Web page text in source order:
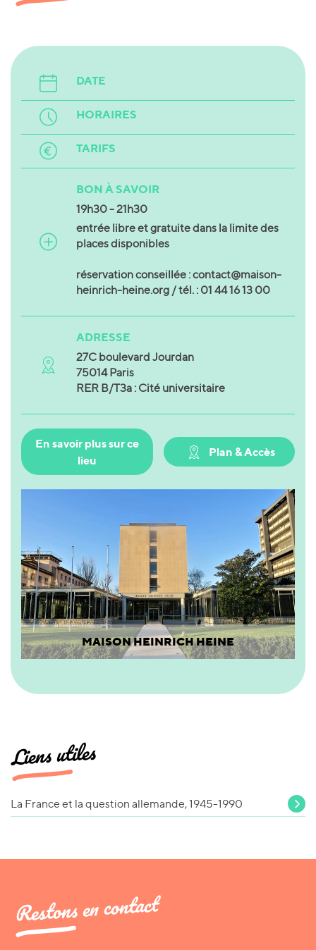
DATE
HORAIRES
TARIFS
BON À SAVOIR
19h30 - 21h30
entrée libre et gratuite dans la limite des
places disponibles
réservation conseillée : contact@maison-
heinrich-heine.org / tél. : 01 44 16 13 00
ADRESSE
27C boulevard Jourdan
75014 Paris
RER B/T3a : Cité universitaire
En savoir plus sur ce
lieu
Plan & Accès
MAISON HEINRICH HEINE
Liens utiles
La France et la question allemande, 1945-1990
Restons en contact